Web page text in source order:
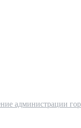
администрации